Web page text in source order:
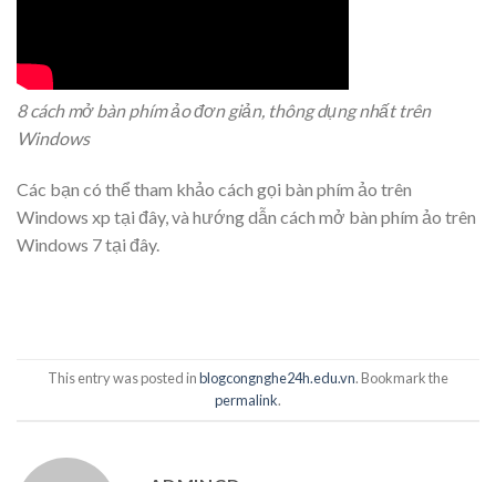
8 cách mở bàn phím ảo đơn giản, thông dụng nhất trên
Windows
Các bạn có thể tham khảo cách gọi bàn phím ảo trên
Windows xp tại đây, và hướng dẫn cách mở bàn phím ảo trên
Windows 7 tại đây.
This entry was posted inblogcongnghe24h.edu.vn. Bookmark the
permalink.